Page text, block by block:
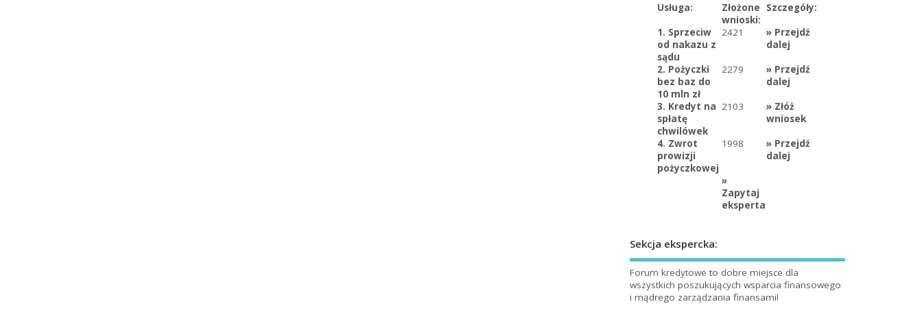
Usługa:
Złożone
wnioski:
Szczegóły:
1. Sprzeciw
od nakazu z
sądu
2421 » Przejdź
dalej
2. Pożyczki
bez baz do
10 mln zł
2279 » Przejdź
dalej
3. Kredyt na
spłatę
chwilówek
2103 » Złóż
wniosek
4. Zwrot
prowizji
pożyczkowej
1998 » Przejdź
dalej
»
Zapytaj
eksperta
Sekcja ekspercka:
Forum kredytowe to dobre miejsce dla
wszystkich poszukujących wsparcia finansowego
i mądrego zarządzania finansami!